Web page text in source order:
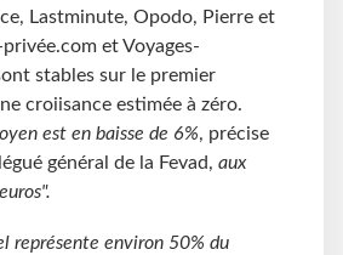
Lastminute, Opodo, Pierre et
et Voyages-
stables sur le premier
croiisance estimée à zéro.
est en baisse de 6%, précise
général de la Fevad, aux
représente environ 50% du